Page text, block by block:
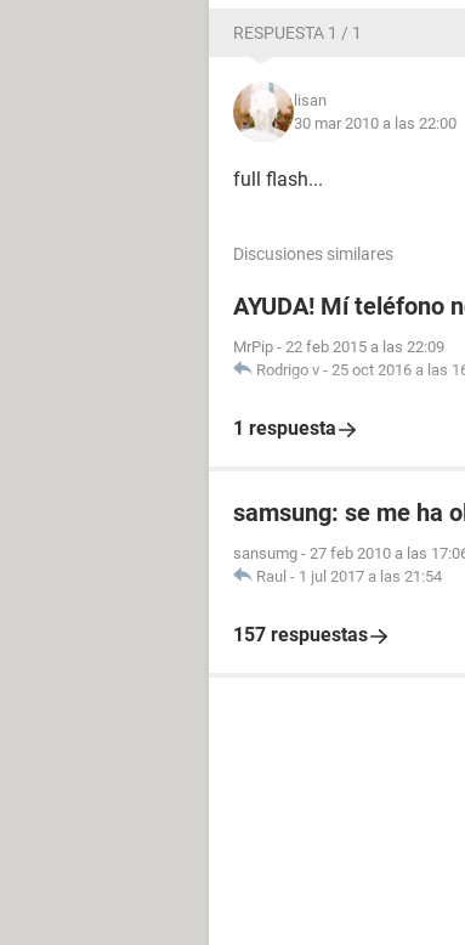
RESPUESTA 1 / 1
lisan
30 mar 2010 a las 22:00
full flash...
Discusiones similares
AYUDA! Mí teléfono
MrPip - 22 feb 2015 a las 22:09
Rodrigo v - 25 oct 2016 a las
1 respuesta
samsung: se me ha
sansumg - 27 feb 2010 a las
Raul - 1 jul 2017 a las 21:54
157 respuestas